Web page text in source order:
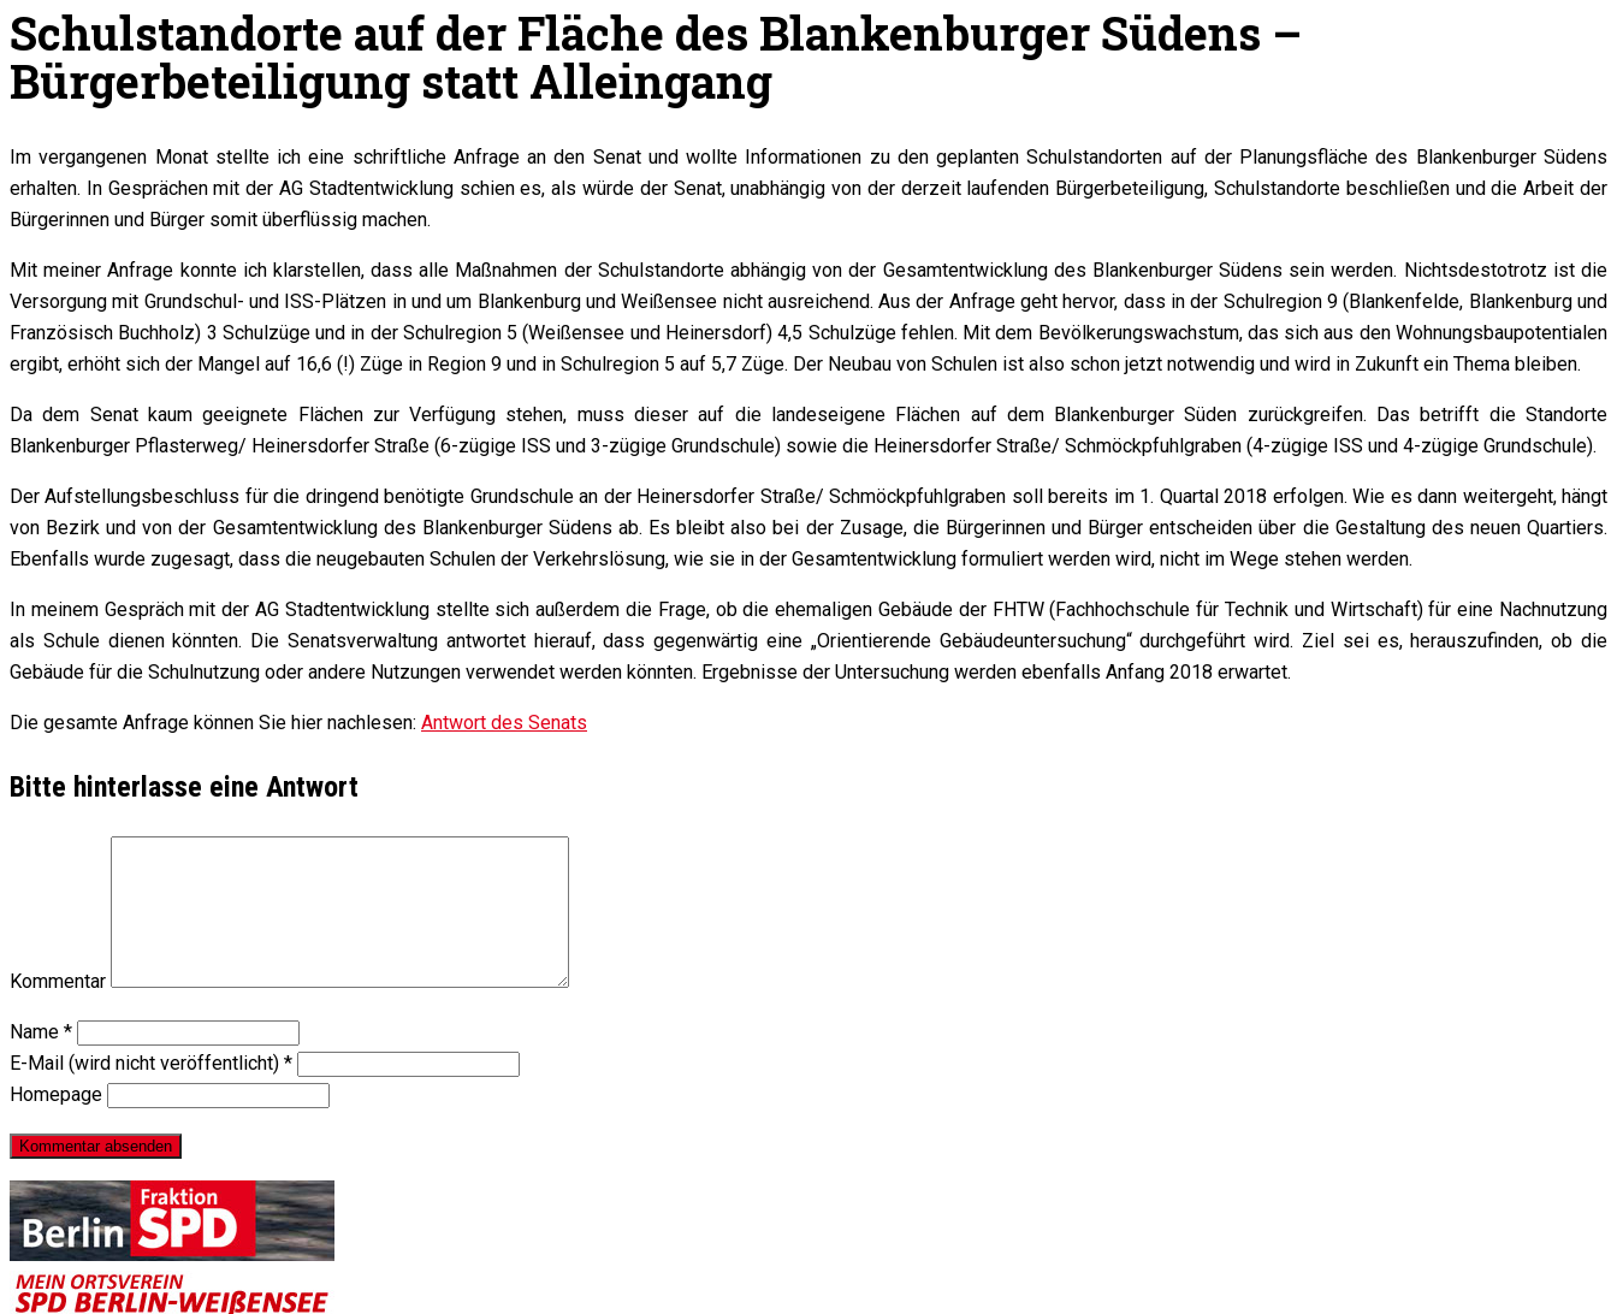
Schulstandorte auf der Fläche des Blankenburger Südens –
Bürgerbeteiligung statt Alleingang
Im vergangenen Monat stellte ich eine schriftliche Anfrage an den Senat und wollte Informationen zu den geplanten Schulstandorten auf der Planungsfläche des Blankenburger Südens
erhalten. In Gesprächen mit der AG Stadtentwicklung schien es, als würde der Senat, unabhängig von der derzeit laufenden Bürgerbeteiligung, Schulstandorte beschließen und die Arbeit der
Bürgerinnen und Bürger somit überflüssig machen.
Mit meiner Anfrage konnte ich klarstellen, dass alle Maßnahmen der Schulstandorte abhängig von der Gesamtentwicklung des Blankenburger Südens sein werden. Nichtsdestotrotz ist die
Versorgung mit Grundschul- und ISS-Plätzen in und um Blankenburg und Weißensee nicht ausreichend. Aus der Anfrage geht hervor, dass in der Schulregion 9 (Blankenfelde, Blankenburg und
Französisch Buchholz) 3 Schulzüge und in der Schulregion 5 (Weißensee und Heinersdorf) 4,5 Schulzüge fehlen. Mit dem Bevölkerungswachstum, das sich aus den Wohnungsbaupotentialen
ergibt, erhöht sich der Mangel auf 16,6 (!) Züge in Region 9 und in Schulregion 5 auf 5,7 Züge. Der Neubau von Schulen ist also schon jetzt notwendig und wird in Zukunft ein Thema bleiben.
Da dem Senat kaum geeignete Flächen zur Verfügung stehen, muss dieser auf die landeseigene Flächen auf dem Blankenburger Süden zurückgreifen. Das betrifft die Standorte
Blankenburger Pflasterweg/ Heinersdorfer Straße (6-zügige ISS und 3-zügige Grundschule) sowie die Heinersdorfer Straße/ Schmöckpfuhlgraben (4-zügige ISS und 4-zügige Grundschule).
Der Aufstellungsbeschluss für die dringend benötigte Grundschule an der Heinersdorfer Straße/ Schmöckpfuhlgraben soll bereits im 1. Quartal 2018 erfolgen. Wie es dann weitergeht, hängt
von Bezirk und von der Gesamtentwicklung des Blankenburger Südens ab. Es bleibt also bei der Zusage, die Bürgerinnen und Bürger entscheiden über die Gestaltung des neuen Quartiers.
Ebenfalls wurde zugesagt, dass die neugebauten Schulen der Verkehrslösung, wie sie in der Gesamtentwicklung formuliert werden wird, nicht im Wege stehen werden.
In meinem Gespräch mit der AG Stadtentwicklung stellte sich außerdem die Frage, ob die ehemaligen Gebäude der FHTW (Fachhochschule für Technik und Wirtschaft) für eine Nachnutzung
als Schule dienen könnten. Die Senatsverwaltung antwortet hierauf, dass gegenwärtig eine „Orientierende Gebäudeuntersuchung“ durchgeführt wird. Ziel sei es, herauszufinden, ob die
Gebäude für die Schulnutzung oder andere Nutzungen verwendet werden könnten. Ergebnisse der Untersuchung werden ebenfalls Anfang 2018 erwartet.
Die gesamte Anfrage können Sie hier nachlesen: Antwort des Senats
Bitte hinterlasse eine Antwort
Kommentar
Name *
E-Mail (wird nicht veröffentlicht) *
Homepage